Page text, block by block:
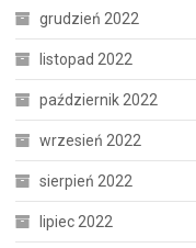
grudzień 2022
listopad 2022
październik 2022
wrzesień 2022
sierpień 2022
lipiec 2022